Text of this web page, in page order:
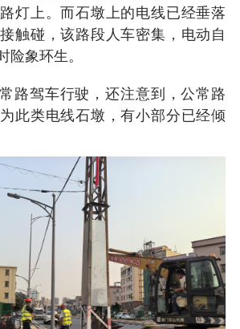
灯上。而石墩上的电线已经垂落
触碰，该路段人车密集，电动自
险象环生。
路驾车行驶，还注意到，公常路
此类电线石墩，有小部分已经倾